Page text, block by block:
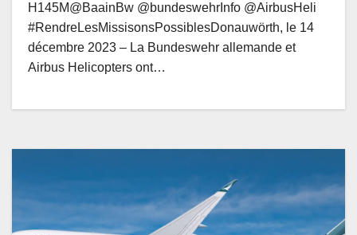
H145M@BaainBw @bundeswehrInfo @AirbusHeli
#RendreLesMissisonsPossiblesDonauwörth, le 14
décembre 2023 – La Bundeswehr allemande et
Airbus Helicopters ont…